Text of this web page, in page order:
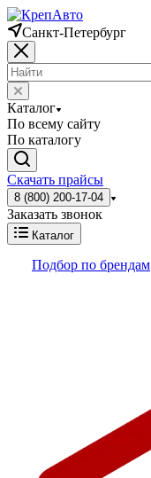
Санкт-Петербург
Каталог
По всему сайту
По каталогу
Скачать прайсы
8 (800) 200-17-04
Заказать звонок
Каталог
Подбор по брендам